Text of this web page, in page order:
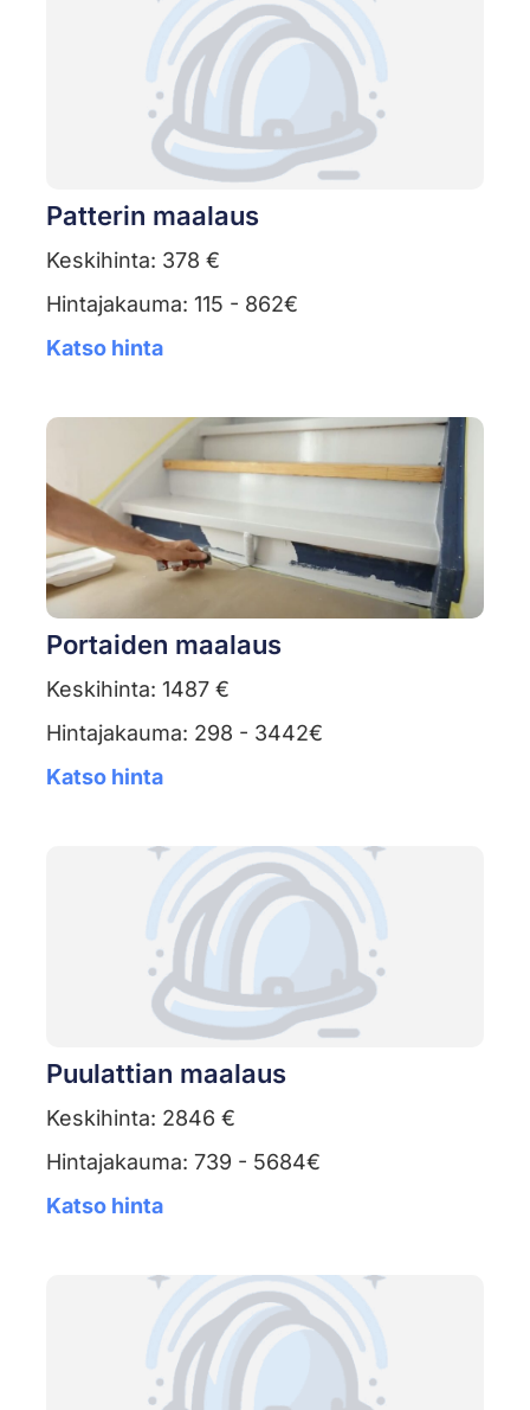
Patterin maalaus
Keskihinta: 378 €
Hintajakauma: 115 - 862€
Katso hinta
Portaiden maalaus
Keskihinta: 1487 €
Hintajakauma: 298 - 3442€
Katso hinta
Puulattian maalaus
Keskihinta: 2846 €
Hintajakauma: 739 - 5684€
Katso hinta